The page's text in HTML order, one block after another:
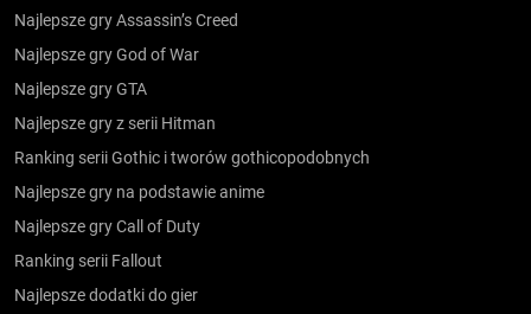
Najlepsze gry Assassin’s Creed
Najlepsze gry God of War
Najlepsze gry GTA
Najlepsze gry z serii Hitman
Ranking serii Gothic i tworów gothicopodobnych
Najlepsze gry na podstawie anime
Najlepsze gry Call of Duty
Ranking serii Fallout
Najlepsze dodatki do gier